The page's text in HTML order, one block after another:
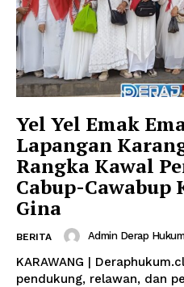
Yel Yel Emak
Lapangan
Rangka Kawal
Cabup-Cawabup
Gina
BERITA Admin Derap Hukum
KARAWANG |
pendukung, relawan, dan